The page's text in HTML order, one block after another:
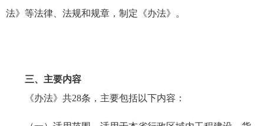
法》等法律、法规和规章，制定《办法》。
三、主要内容
《办法》共28条，主要包括以下内容：